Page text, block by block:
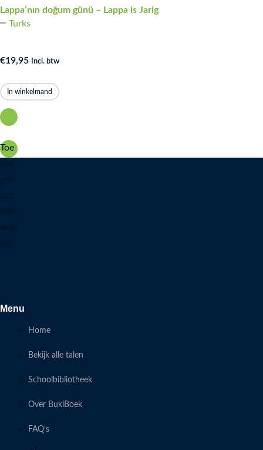
Lappa’nın doğum günü – Lappa is Jarig
Turks
€19,95 Incl. btw
In winkelmand
Toe
Menu
Home
Bekijk alle talen
Schoolbibliotheek
Over BukiBoek
FAQ's